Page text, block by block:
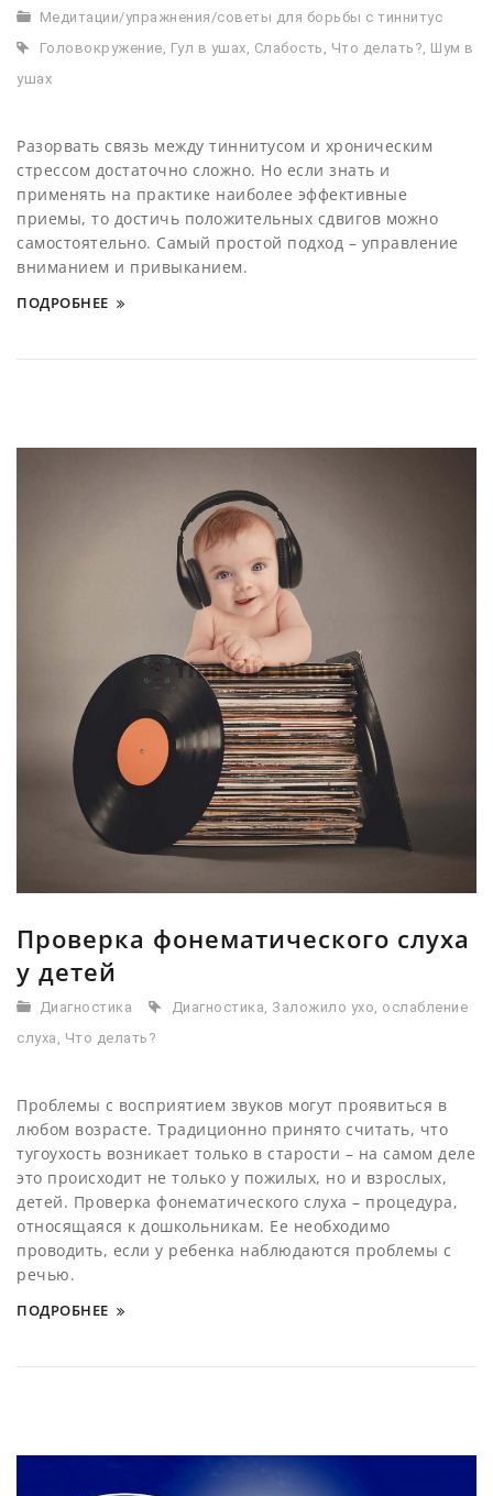
Медитации/упражнения/советы для борьбы с тиннитус
Головокружение, Гул в ушах, Слабость , Что делать?, Шум в
ушах
Разорвать связь между тиннитусом и хроническим
стрессом достаточно сложно. Но если знать и
применять на практике наиболее эффективные
приемы, то достичь положительных сдвигов можно
самостоятельно. Самый простой подход – управление
вниманием и привыканием.
ПОДРОБНЕЕ
Проверка фонематического слуха
у детей
Диагностика Диагностика Заложило ухо ослабление
слуха
Что делать?
Проблемы с восприятием звуков могут проявиться в
любом возрасте. Традиционно принято считать, что
тугоухость возникает только в старости – на самом деле
это происходит не только у пожилых, но и взрослых,
детей. Проверка фонематического слуха – процедура,
относящаяся к дошкольникам. Ее необходимо
проводить, если у ребенка наблюдаются проблемы с
речью.
ПОДРОБНЕЕ